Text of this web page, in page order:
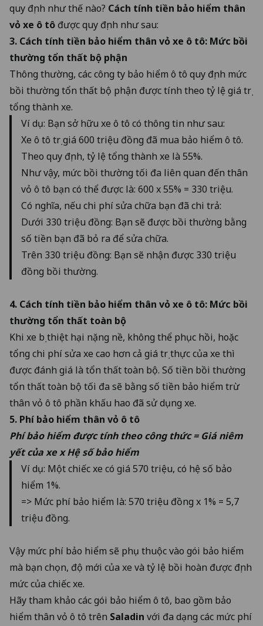
quy định như thế nào? Cách tính tiền bảo hiểm thân
vỏ xe ô tô được quy định như sau:
3. Cách tính tiền bảo hiểm thân vỏ xe ô tô: Mức bồi
thường tổn thất bộ phận
Thông thường, các công ty bảo hiểm ô tô quy định mức
bồi thường tổn thất bộ phận được tính theo tỷ lệ giá trị
tổng thành xe.
Ví dụ: Bạn sở hữu xe ô tô có thông tin như sau:
Xe ô tô trị giá 600 triệu đồng đã mua bảo hiểm ô tô.
Theo quy định, tỷ lệ tổng thành xe là 55%.
Như vậy, mức bồi thường tối đa liên quan đến thân
vỏ ô tô bạn có thể được là: 600 x 55% = 330 triệu.
Có nghĩa, nếu chi phí sửa chữa bạn đã chi trả:
Dưới 330 triệu đồng: Bạn sẽ được bồi thường bằng
số tiền bạn đã bỏ ra để sửa chữa.
Trên 330 triệu đồng: Bạn sẽ nhận được 330 triệu
đồng bồi thường.
4. Cách tính tiền bảo hiểm thân vỏ xe ô tô: Mức bồi
thường tổn thất toàn bộ
Khi xe bị thiệt hại nặng nề, không thể phục hồi, hoặc
tổng chi phí sửa xe cao hơn cả giá trị thực của xe thì
được đánh giá là tổn thất toàn bộ. Số tiền bồi thường
tổn thất toàn bộ tối đa sẽ bằng số tiền bảo hiểm trừ
thân vỏ ô tô phần khấu hao đã sử dụng xe.
5. Phí bảo hiểm thân vỏ ô tô
Phí bảo hiểm được tính theo công thức = Giá niêm
yết của xe x Hệ số bảo hiểm
Ví dụ: Một chiếc xe có giá 570 triệu, có hệ số bảo
hiểm 1%.
=> Mức phí bảo hiểm là: 570 triệu đồng x 1% = 5,7
triệu đồng.
Vậy mức phí bảo hiểm sẽ phụ thuộc vào gói bảo hiểm
mà bạn chọn, độ mới của xe và tỷ lệ bồi hoàn được định
mức của chiếc xe.
Hãy tham khảo các gói bảo hiểm ô tô, bao gồm bảo
hiểm thân vỏ ô tô trên Saladin với đa dạng các mức phí